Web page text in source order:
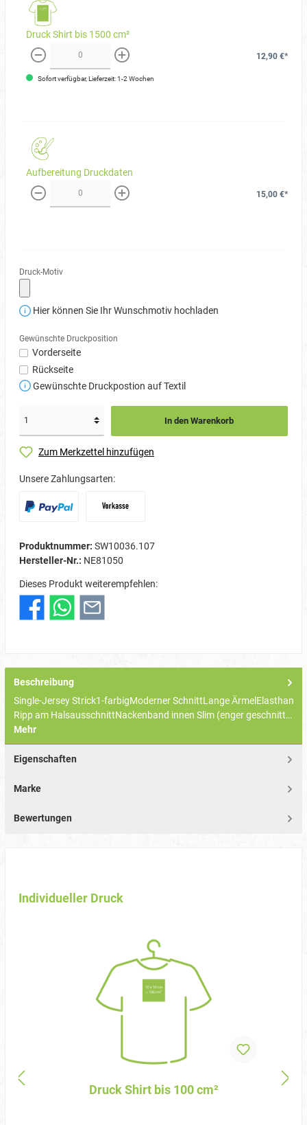
Druck Shirt bis 1500 cm²
weniger mehr
12,90 €*
Sofort verfügbar, Lieferzeit: 1-2 Wochen
Aufbereitung Druckdaten
weniger mehr
15,00 €*
Druck-Motiv
Hier können Sie Ihr Wunschmotiv hochladen
Gewünschte Druckposition
Vorderseite
Rückseite
Gewünschte Druckpostion auf Textil
In den Warenkorb
Zum Merkzettel hinzufügen
Unsere Zahlungsarten:
Produktnummer: SW10036.107
Hersteller-Nr.: NE81050
Dieses Produkt weiterempfehlen:
Beschreibung
Single-Jersey Strick1-farbigModerner SchnittLange ÄrmelElasthan
Ripp am HalsausschnittNackenband innen Slim (enger geschnitt…
Mehr
Eigenschaften
Marke
Bewertungen
Individueller Druck
Druck Shirt bis 100 cm²